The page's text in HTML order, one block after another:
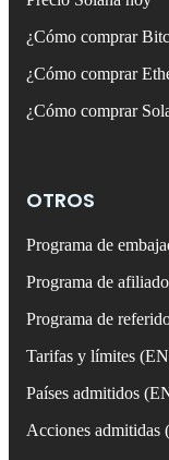
¿Cómo comprar
¿Cómo comprar
¿Cómo comprar
OTROS
Programa de
Programa de
Programa de
Tarifas y límites
Países admitidos
Acciones admitidas